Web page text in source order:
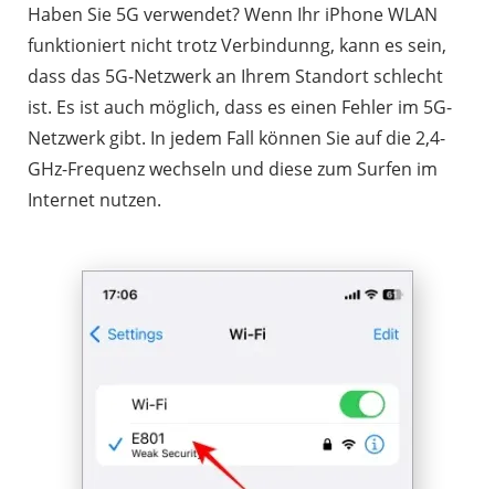
Haben Sie 5G verwendet? Wenn Ihr iPhone WLAN
funktioniert nicht trotz Verbindunng, kann es sein,
dass das 5G-Netzwerk an Ihrem Standort schlecht
ist. Es ist auch möglich, dass es einen Fehler im 5G-
Netzwerk gibt. In jedem Fall können Sie auf die 2,4-
GHz-Frequenz wechseln und diese zum Surfen im
Internet nutzen.